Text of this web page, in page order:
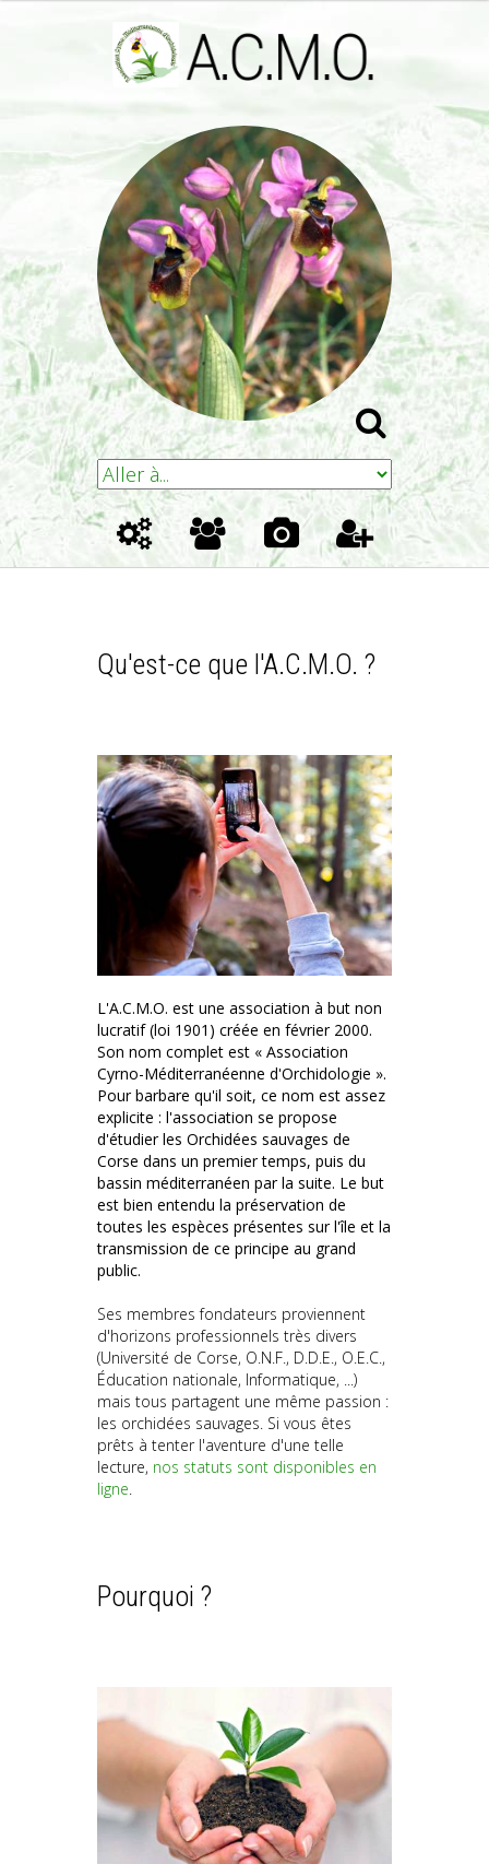
Qu'est-ce que l'A.C.M.O. ?
L'A.C.M.O. est une association à but non
lucratif (loi 1901) créée en février 2000.
Son nom complet est « Association
Cyrno-Méditerranéenne d'Orchidologie ».
Pour barbare qu'il soit, ce nom est assez
explicite : l'association se propose
d'étudier les Orchidées sauvages de
Corse dans un premier temps, puis du
bassin méditerranéen par la suite. Le but
est bien entendu la préservation de
toutes les espèces présentes sur l'île et la
transmission de ce principe au grand
public.
Ses membres fondateurs proviennent
d'horizons professionnels très divers
(Université de Corse, O.N.F., D.D.E., O.E.C.,
Éducation nationale, Informatique, ...)
mais tous partagent une même passion :
les orchidées sauvages. Si vous êtes
prêts à tenter l'aventure d'une telle
lecture, nos statuts sont disponibles en
ligne.
Pourquoi ?